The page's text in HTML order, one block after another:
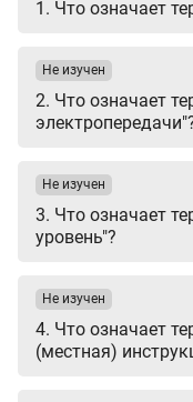
1. Что означает
2. Что означает
Не изучен
3. Что означает
уровень"?
Не изучен
4. Что означает
(местная)
Не изучен